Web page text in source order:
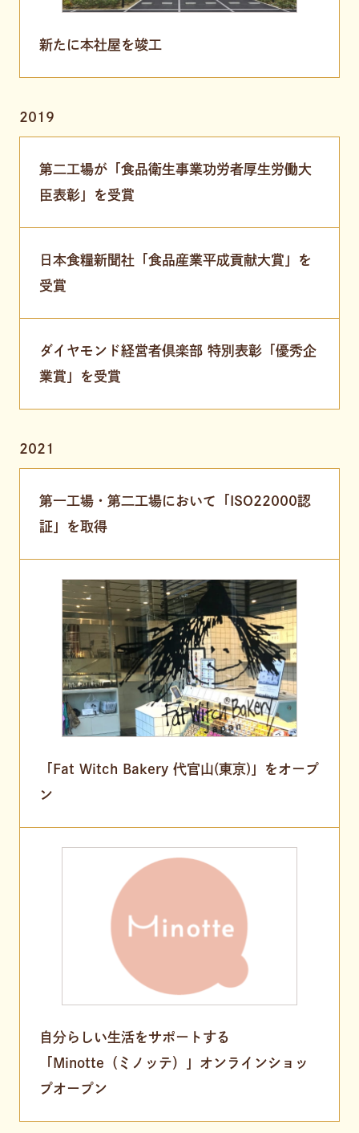
新たに本社屋を竣工
2019
第二工場が「食品衛生事業功労者厚生労働大
臣表彰」を受賞
日本食糧新聞社「食品産業平成貢献大賞」を
受賞
ダイヤモンド経営者倶楽部 特別表彰「優秀企
業賞」を受賞
2021
第一工場・第二工場において「ISO22000認
証」を取得
「Fat Witch Bakery 代官山(東京)」をオープ
ン
自分らしい生活をサポートする
「Minotte（ミノッテ）」オンラインショッ
プオープン